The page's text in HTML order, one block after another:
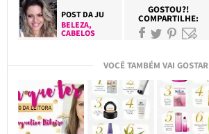
POST DAJU
BELEZA,
CABELOS
GOSTOU?!
COMPARTILHE:
VOCÊ TAMBÉM VAI GOSTAR